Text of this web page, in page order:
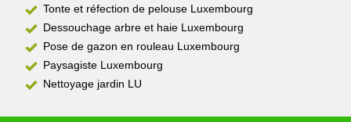
Tonte et réfection de pelouse Luxembourg
Dessouchage arbre et haie Luxembourg
Pose de gazon en rouleau Luxembourg
Paysagiste Luxembourg
Nettoyage jardin LU